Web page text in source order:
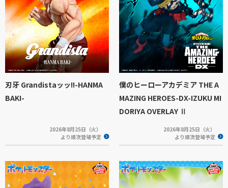
刃牙 Grandistaッッ!!-HANMA
BAKI-
2026年8月25日（火）
より順次登場予定
僕のヒーローアカデミア THE A
MAZING HEROES-DX-IZUKU MI
DORIYA OVERLAY Ⅱ
2026年8月25日（火）
より順次登場予定